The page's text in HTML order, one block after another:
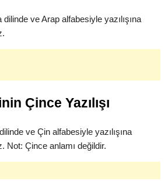
ve Arap alfabesiyle yazılışına
Çince Yazılışı
ve Çin alfabesiyle yazılışına
Not: Çince anlamı değildir.